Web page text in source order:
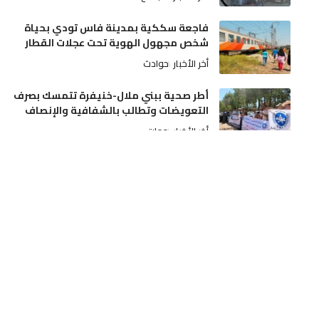
فاجعة سككية بمدينة فاس تودي بحياة
شخص مجهول الهوية تحت عجلات القطار
أخر الأخبار حوادث
أطر صحية ببني ملال-خنيفرة تتمسك بصرف
التعويضات وتطالب بالشفافية والإنصاف
أخر الأخبار جهات